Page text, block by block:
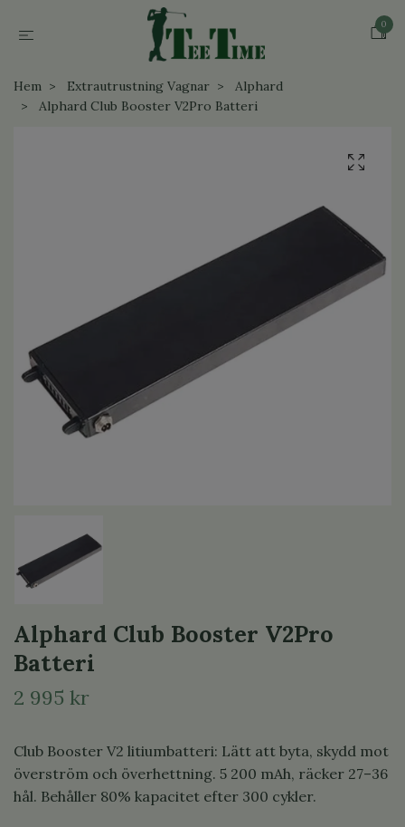
0
Hem Extrautrustning Vagnar
Alphard
Alphard Club Booster V2Pro Batteri
Alphard Club Booster V2Pro
Batteri
2 995 kr
Club Booster V2 litiumbatteri: Lätt att byta, skydd mot
överström och överhettning. 5 200 mAh, räcker 27–36
hål. Behåller 80% kapacitet efter 300 cykler.